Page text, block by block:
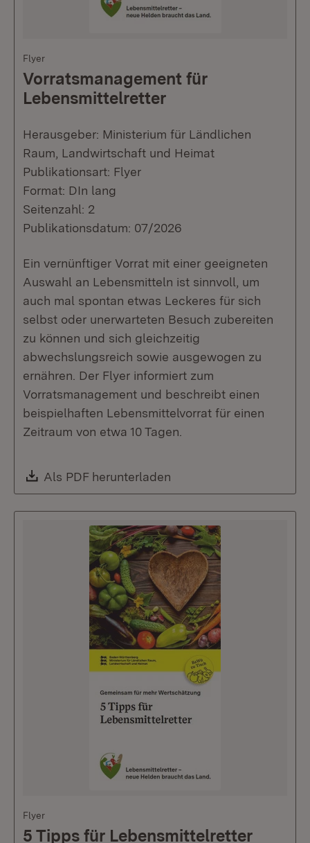
Flyer
Vorratsmanagement für
Lebensmittelretter
Herausgeber: Ministerium für Ländlichen
Raum, Landwirtschaft und Heimat
Publikationsart: Flyer
Format: DIn lang
Seitenzahl: 2
Publikationsdatum: 07/2026
Ein vernünftiger Vorrat mit einer geeigneten
Auswahl an Lebensmitteln ist sinnvoll, um
auch mal spontan etwas Leckeres für sich
selbst oder unerwarteten Besuch zubereiten
zu können und sich gleichzeitig
abwechslungsreich sowie ausgewogen zu
ernähren. Der Flyer informiert zum
Vorratsmanagement und beschreibt einen
beispielhaften Lebensmittelvorrat für einen
Zeitraum von etwa 10 Tagen.
Download:
Als PDF herunterladen
Flyer
5 Tipps für Lebensmittelretter